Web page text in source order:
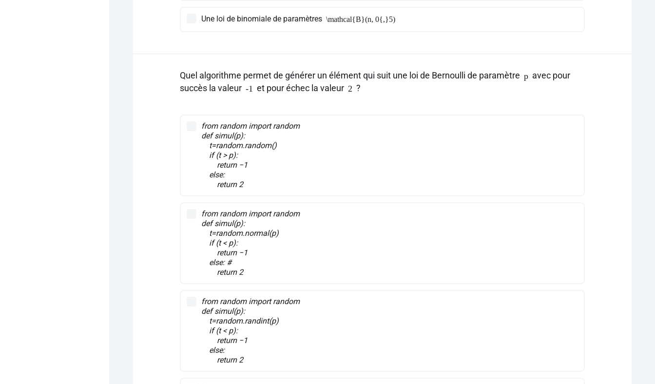
Une loi de binomiale de paramètres \mathcal{B}(n, 0{,}5)
Quel algorithme permet de générer un élément qui suit une loi de Bernoulli de paramètre p avec pour
succès la valeur -1 et pour échec la valeur 2 ?
from random import random
def simul(p):
t=random.random()
if (t > p):
return −1
else:
return 2
from random import random
def simul(p):
t=random.normal(p)
if (t < p):
return −1
else: #
return 2
from random import random
def simul(p):
t=random.randint(p)
if (t < p):
return −1
else:
return 2